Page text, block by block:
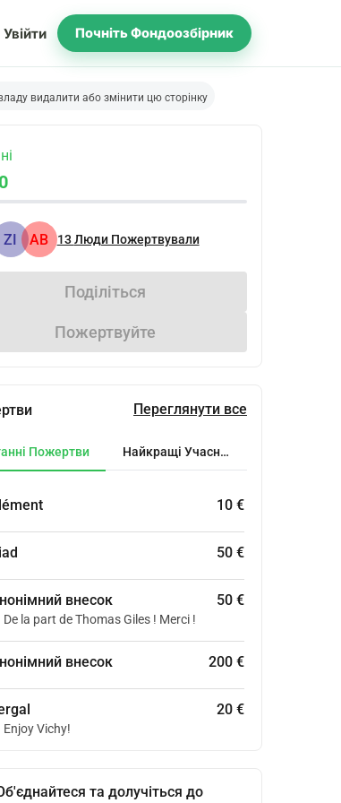
Увійти Почніть Фондоозбірник
видалити або змінити цю сторінку
ZI АВ 13Люди Пожертвували
Поділіться
Пожертвуйте
Переглянути все
Пожертви Найкращі Учасники
10 €
50 €
внесок 50 €
De la part de Thomas Giles ! Merci !
внесок 200 €
20 €
Enjoy Vichy!
та долучіться до